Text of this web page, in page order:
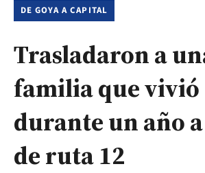
DE GOYA A CAPITAL
Trasladaron a
familia que vivió
durante un año
de ruta 12